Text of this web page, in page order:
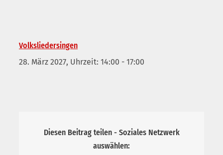
Volksliedersingen
28. März 2027, Uhrzeit: 14:00 - 17:00
Diesen Beitrag teilen - Soziales Netzwerk
auswählen: